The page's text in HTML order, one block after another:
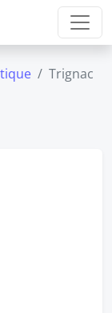
Trignac